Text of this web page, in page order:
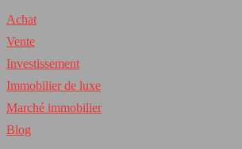
Achat
Vente
Investissement
Immobilier de luxe
Marché immobilier
Blog